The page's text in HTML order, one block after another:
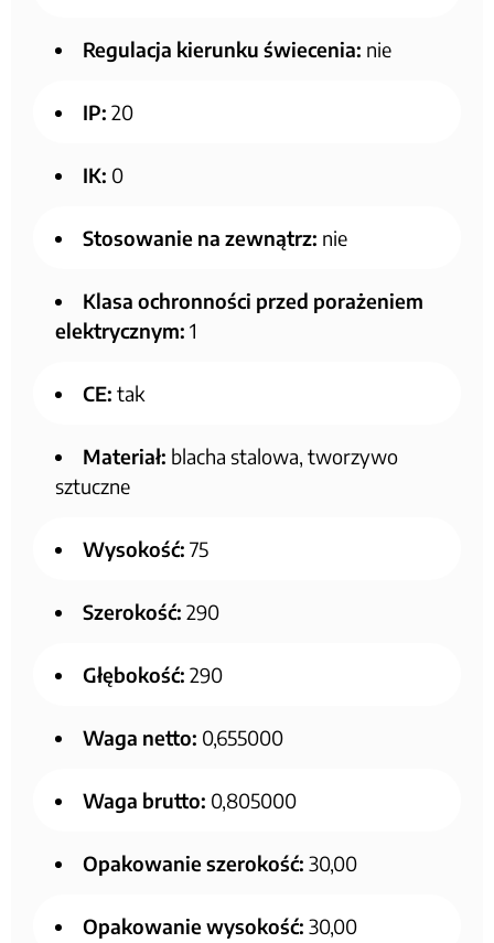
Regulacja kierunku świecenia: nie
IP: 20
IK: 0
Stosowanie na zewnątrz: nie
Klasa ochronności przed porażeniem
elektrycznym: 1
CE: tak
Materiał: blacha stalowa, tworzywo
sztuczne
Wysokość: 75
Szerokość: 290
Głębokość: 290
Waga netto: 0,655000
Waga brutto: 0,805000
Opakowanie szerokość: 30,00
Opakowanie wysokość: 30,00